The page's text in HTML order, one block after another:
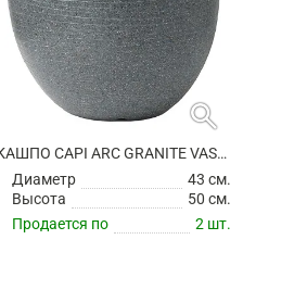
search
КАШПО CAPI ARC GRANITE VASE ELEGANT DELUXE ANTHRACITE
Диаметр
43 см.
Высота
50 см.
Продается по
2 шт.